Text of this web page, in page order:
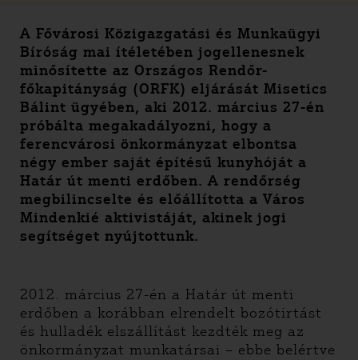
A Fővárosi Közigazgatási és Munkaügyi
Bíróság mai ítéletében jogellenesnek
minősítette az Országos Rendőr-
főkapitányság (ORFK) eljárását Misetics
Bálint ügyében, aki 2012. március 27-én
próbálta megakadályozni, hogy a
ferencvárosi önkormányzat elbontsa
négy ember saját építésű kunyhóját a
Határ út menti erdőben. A rendőrség
megbilincselte és előállította a Város
Mindenkié aktivistáját, akinek jogi
segítséget nyújtottunk.
2012. március 27-én a Határ út menti
erdőben a korábban elrendelt bozótirtást
és hulladék elszállítást kezdték meg az
önkormányzat munkatársai – ebbe belértve